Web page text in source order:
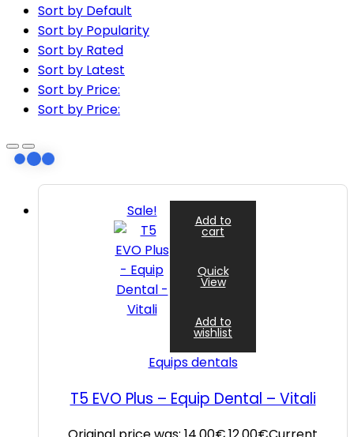
Sort by Default
Sort by Popularity
Sort by Rated
Sort by Latest
Sort by Price:
Sort by Price:
Sale!
Add to
cart
Quick
View
Add to
wishlist
Equips dentals
T5 EVO Plus – Equip Dental – Vitali